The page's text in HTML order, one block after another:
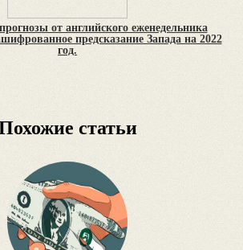
от английского еженедельника
предсказание Запада на 2022
год.
статьи